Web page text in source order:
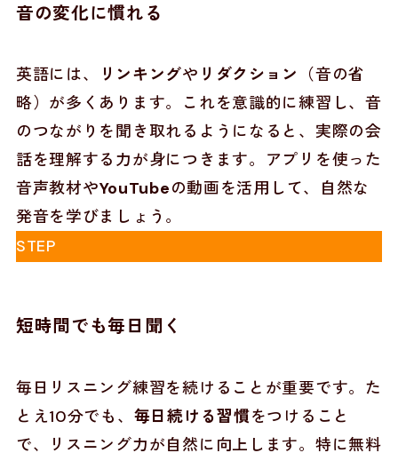
音の変化に慣れる
英語には、 リンキングや リダクション
（音の省
略）が多くあります。これを意識的に練習し、音
のつながりを聞き取れるようになると、実際の会
話を理解する力が身につきます。アプリを使った
音声教材やYouTubeの動画を活用して、自然な
発音を学びましょう。
STEP
短時間でも毎日聞く
毎日リスニング練習を続けることが重要です。た
とえ10分でも、 毎日続ける習慣をつけること
で、リスニング力が自然に向上します。特に無料